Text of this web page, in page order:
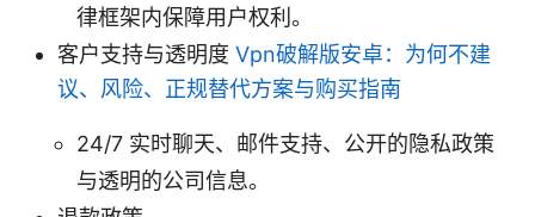
律框架内保障用户权利。
客户支持与透明度 Vpn破解版安卓：为何不建
议、风险、正规替代方案与购买指南
24/7 实时聊天、邮件支持、公开的隐私政策
与透明的公司信息。